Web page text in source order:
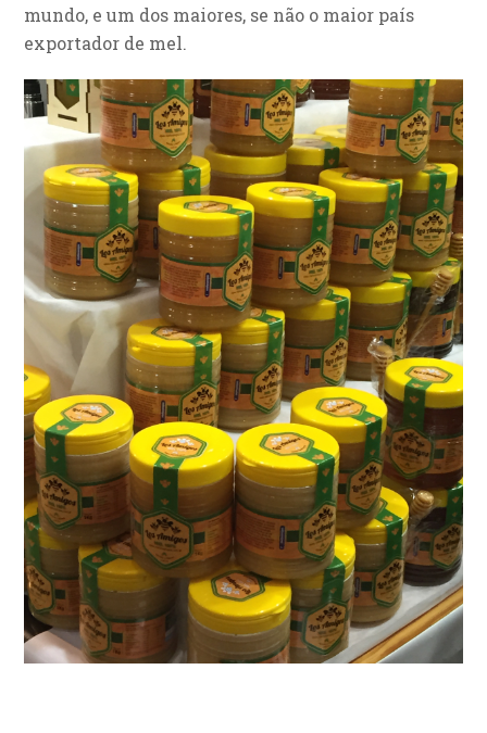
mundo, e um dos maiores, se não o maior país
exportador de mel.